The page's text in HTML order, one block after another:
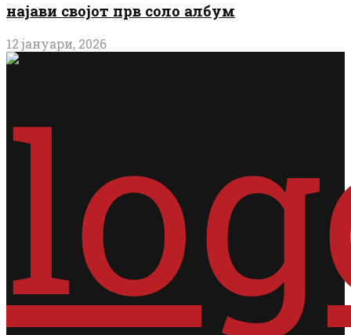
најави својот прв соло албум
12 јануари, 2026